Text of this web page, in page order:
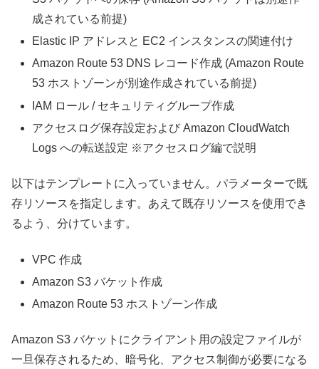
成されている前提)
Elastic IP アドレスと EC2 インスタンスの関連付け
Amazon Route 53 DNS レコード作成 (Amazon Route
53 ホストゾーンが別途作成されている前提)
IAM ロール / セキュリティグループ作成
アクセスログ保存設定および Amazon CloudWatch
Logs への転送設定 ※アクセスログ編で説明
以下はテンプレートに入っていません。パラメーターで既
存リソースを指定します。あえて既存リソースを使用でき
るよう、分けています。
VPC 作成
Amazon S3 バケット作成
Amazon Route 53 ホストゾーン作成
Amazon S3 バケットにクライアント用の設定ファイルが
一旦保存されるため、暗号化、アクセス制御が必要になる